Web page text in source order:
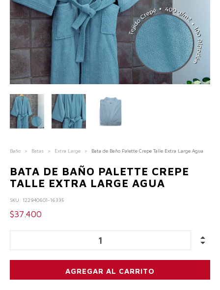
Baño > Batas > Extra Large > Bata de Baño Palette Crepe Talle Extra Large Agua
BATA DE BAÑO PALETTE CREPE
TALLE EXTRA LARGE AGUA
SKU: 122940601-16335
$37.400